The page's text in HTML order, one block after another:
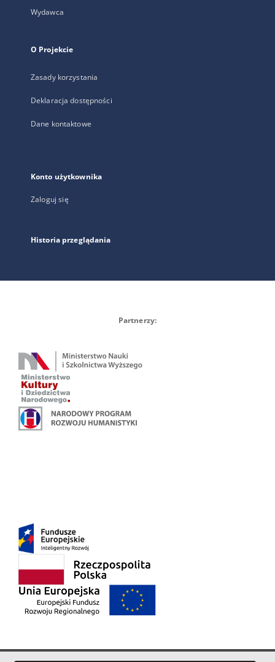
Wydawca
O Projekcie
Zasady korzystania
Deklaracja dostępności
Dane kontaktowe
Konto użytkownika
Zaloguj się
Historia przeglądania
Partnerzy: